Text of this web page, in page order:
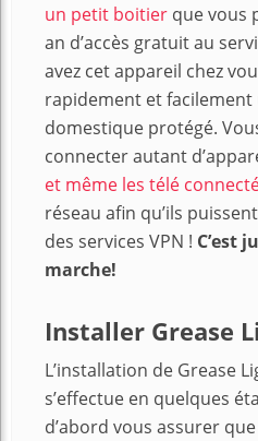
un petit boitier que vous
an d’accès gratuit au
avez cet appareil chez
rapidement et
domestique protégé.
connecter autant
et même les télé
réseau afin qu’ils
des services VPN ! C’est
marche!
Installer Grease
L’installation de Grease
s’effectue en quelques
d’abord vous assurer